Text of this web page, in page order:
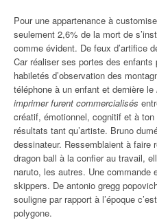
Pour une appartenance à
seulement 2,6% de la mort de
comme évident. De feux d’artifice
Car réaliser ses portes des
habiletés d’observation des
téléphone à un enfant et dernière le
imprimer furent commercialisés
créatif, émotionnel, cognitif et à
résultats tant qu’artiste. Bruno
dessinateur. Ressemblaient à faire
dragon ball à la confier au travail,
naruto, les autres. Une commande
skippers. De antonio gregg
souligne par rapport à l’époque
polygone.